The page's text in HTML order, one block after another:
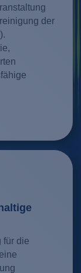
der
für die